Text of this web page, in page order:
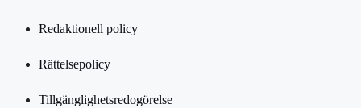
Redaktionell policy
Rättelsepolicy
Tillgänglighetsredogörelse